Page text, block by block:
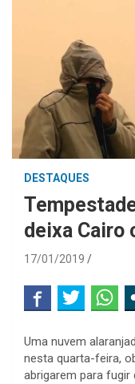
DESTAQUES
deixa Cairo
17/01/2019
Uma nuvem
nesta quarta-feira,
abrigarem para